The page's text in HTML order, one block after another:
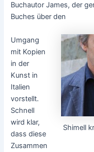
Buchautor James, der
Buches über den
Shimell
Umgang
mit Kopien
in der
Kunst in
Italien
vorstellt.
Schnell
wird klar,
dass diese
Zusammen